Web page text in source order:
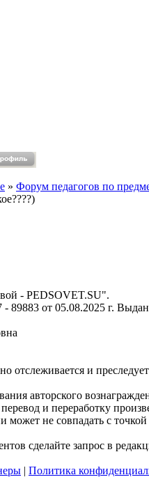
» Форум педагогов по
- PEDSOVET.SU".
от 05.08.2025 г.
отслеживается и
авторского
и переработку
не совпадать с точкой
сделайте запрос в
| Политика